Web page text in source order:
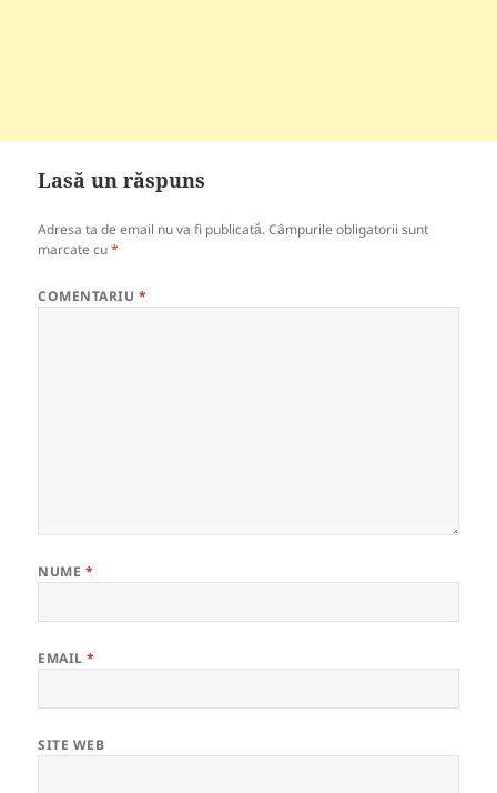
Lasă un răspuns
Adresa ta de email nu va fi publicată. Câmpurile obligatorii sunt
marcate cu*
COMENTARIU *
NUME *
EMAIL*
SITE WEB